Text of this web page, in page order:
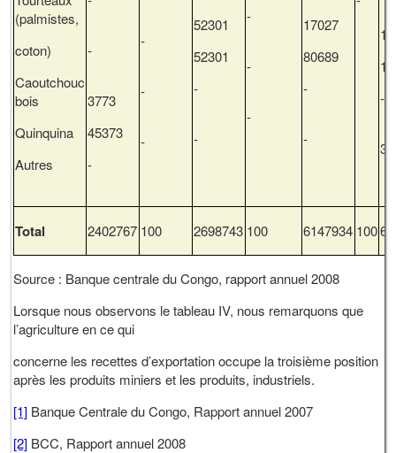
(palmistes,
coton)
Caoutchouc
bois
Quinquina
Autres
-
3773
45373
-
-
-
-
52301
52301
-
-
-
-
-
17027
80689
-
-
34
Total 2402767 100 2698743 100 6147934 100
Source : Banque centrale du Congo, rapport annuel 2008
Lorsque nous observons le tableau IV, nous remarquons que
l’agriculture en ce qui
concerne les recettes d’exportation occupe la troisième position
après les produits miniers et les produits, industriels.
[1] Banque Centrale du Congo, Rapport annuel 2007
[2] BCC, Rapport annuel 2008